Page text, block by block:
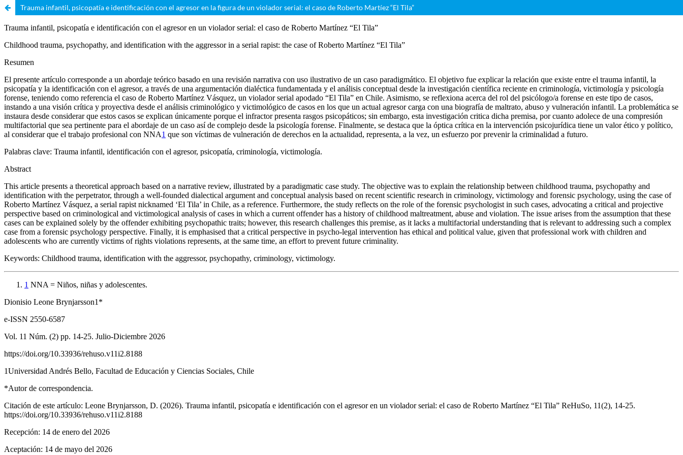
Trauma infantil, psicopatía e identificación con el agresor en la figura de un violador serial: el caso de Roberto Martíez “El Tila”